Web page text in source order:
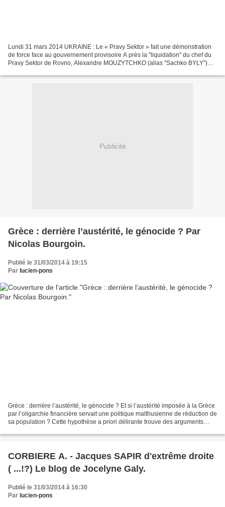
Lundi 31 mars 2014 UKRAINE : Le « Pravy Sektor » fait une démonstration
de force face au gouvernement provisoire A près la "liquidation" du chef du
Pravy Sektor de Rovno, Alexandre MOUZYTCHKO (alias "Sachko BYLY")
Publicité
Grèce : derrière l’austérité, le génocide ? Par
Nicolas Bourgoin.
Publié le 31/03/2014 à 19:15
Par lucien-pons
Grèce : derrière l’austérité, le génocide ? Et si l’austérité imposée à la Grèce
par l’oligarchie financière servait une politique malthusienne de réduction de
sa population ? Cette hypothèse a priori délirante trouve des arguments
CORBIERE A. - Jacques SAPIR d'extrême droite
( ...!?) Le blog de Jocelyne Galy.
Publié le 31/03/2014 à 16:30
Par lucien-pons